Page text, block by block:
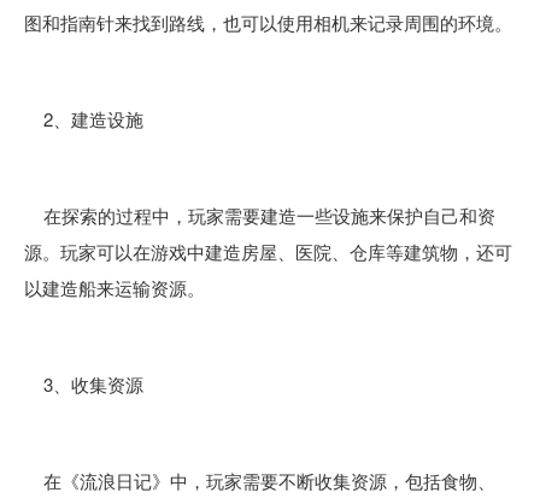
图和指南针来找到路线，也可以使用相机来记录周围的环境。
2、建造设施
在探索的过程中，玩家需要建造一些设施来保护自己和资
源。玩家可以在游戏中建造房屋、医院、仓库等建筑物，还可
以建造船来运输资源。
3、收集资源
在《流浪日记》中，玩家需要不断收集资源，包括食物、